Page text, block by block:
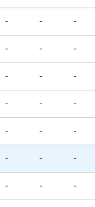
- - -
- - -
- - -
- - -
- - -
- - -
- - -